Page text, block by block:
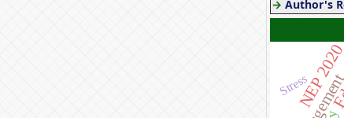
→ Author's
NEP
Stress